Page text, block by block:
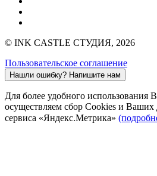
© INK CASTLE СТУДИЯ, 2026
Пользовательское соглашение
Нашли ошибку? Напишите нам
Для более удобного использования
осуществляем сбор Cookies и
сервиса «Яндекс.Метрика»